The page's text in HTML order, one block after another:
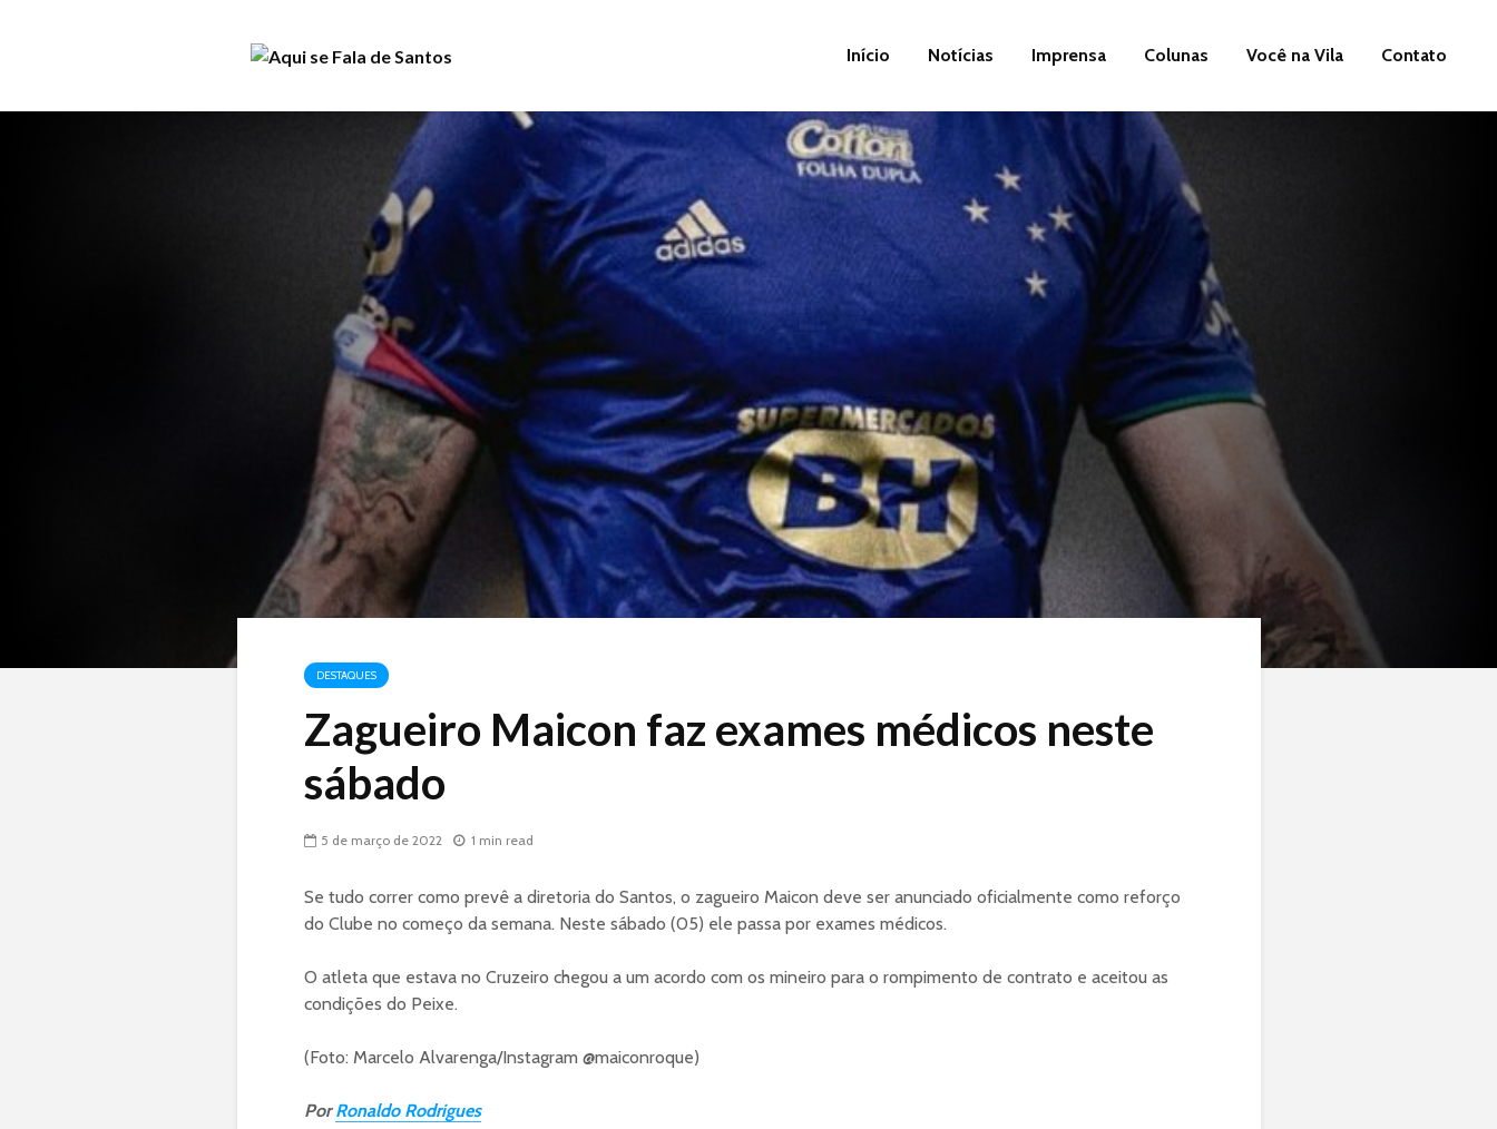
Início Notícias Imprensa Colunas Você na Vila Contato
DESTAQUES
Zagueiro Maicon faz exames médicos neste
sábado
5 de março de 2022 1 min read
Se tudo correr como prevê a diretoria do Santos, o zagueiro Maicon deve ser anunciado oficialmente como reforço
do Clube no começo da semana. Neste sábado (05) ele passa por exames médicos.
O atleta que estava no Cruzeiro chegou a um acordo com os mineiro para o rompimento de contrato e aceitou as
condições do Peixe.
(Foto: Marcelo Alvarenga/Instagram @maiconroque)
PorRonaldo Rodrigues